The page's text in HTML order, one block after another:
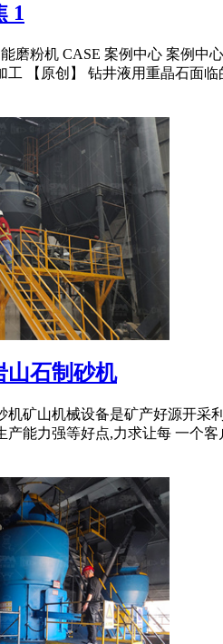
1
磨粉机 CASE 案例中心 案例中
工 【原创】 钻井液用重晶石面临
山石制砂机
机矿山机械设备是矿产好源开
产能力强等好点,力求让每 一个客